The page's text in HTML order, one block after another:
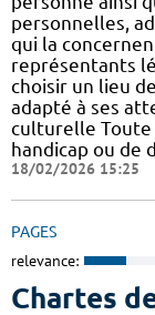
personnelles,
qui la
représentants
choisir un lieu
adapté à ses
culturelle Toute
handicap ou de
18/02/2026 15:25
PAGES
relevance:
Chartes